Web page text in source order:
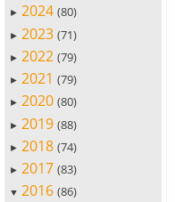
► 2024 (80)
► 2023 (71)
► 2022 (79)
► 2021 (79)
► 2020 (80)
► 2019 (88)
► 2018 (74)
► 2017 (83)
▼ 2016 (86)